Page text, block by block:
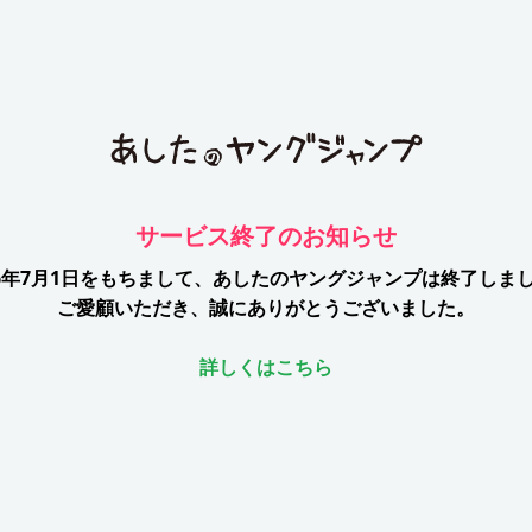
サービス終了のお知らせ
7月1日をもちまして、 あしたのヤングジャンプは終了しま
ご愛顧いただき、誠にありがとうございました。
詳しくはこちら